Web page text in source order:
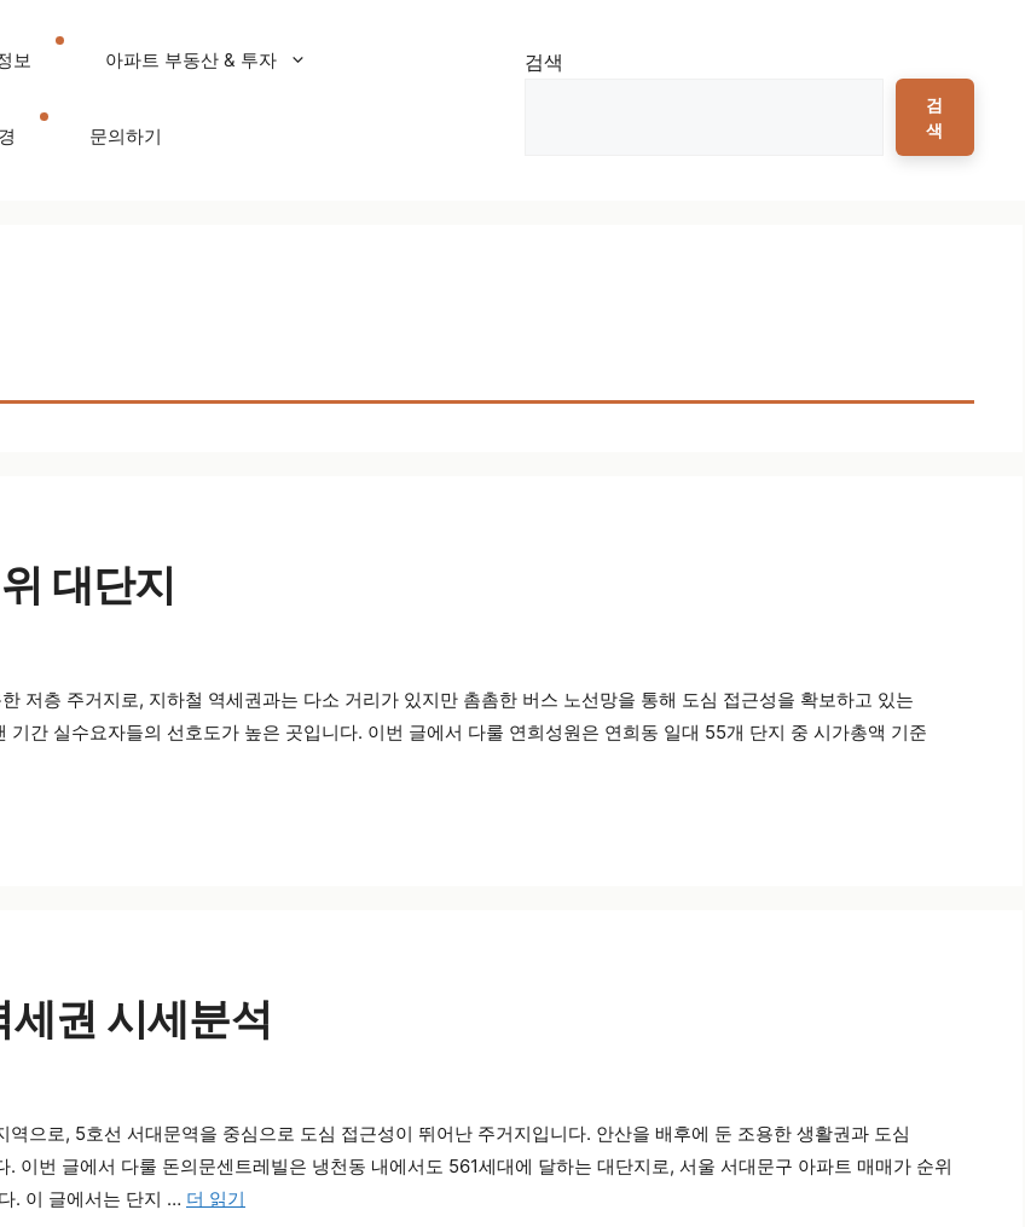
보 아파트 부동산 & 투자
문의하기
검색
검
색
대단지
저층 주거지로, 지하철 역세권과는 다소 거리가 있지만 촘촘한 버스 노선망을 통해 도심 접근성을 확보하고 있는
간 실수요자들의 선호도가 높은 곳입니다. 이번 글에서 다룰 연희성원은 연희동 일대 55개 단지 중 시가총액 기준
권 시세분석
으로, 5호선 서대문역을 중심으로 도심 접근성이 뛰어난 주거지입니다. 안산을 배후에 둔 조용한 생활권과 도심
이번 글에서 다룰 돈의문센트레빌은 냉천동 내에서도 561세대에 달하는 대단지로, 서울 서대문구 아파트 매매가 순위
. 이 글에서는 단지 … 더 읽기